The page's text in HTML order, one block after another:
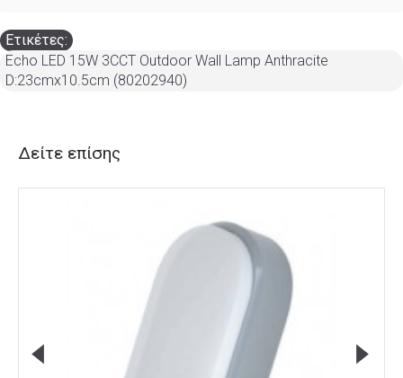
Ετικέτες:
Echo LED 15W 3CCT Outdoor Wall Lamp Anthracite
D:23cmx10.5cm (80202940)
Δείτε επίσης